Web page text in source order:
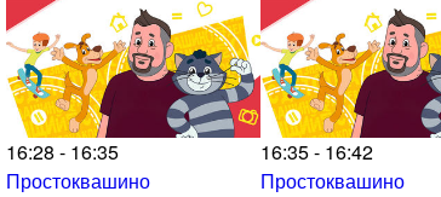
16:28 - 16:35
Простоквашино
16:35 - 16:42
Простоквашино